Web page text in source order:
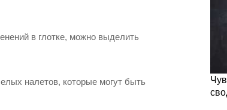
в глотке, можно выделить
налетов, которые могут быть